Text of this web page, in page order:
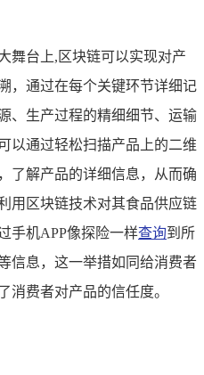
舞台上,区块链可以实现对产
，通过在每个关键环节详细记
、生产过程的精细细节、运输
以通过轻松扫描产品上的二维
了解产品的详细信息，从而确
用区块链技术对其食品供应链
手机APP像探险一样查询到所
信息，这一举措如同给消费者
消费者对产品的信任度。